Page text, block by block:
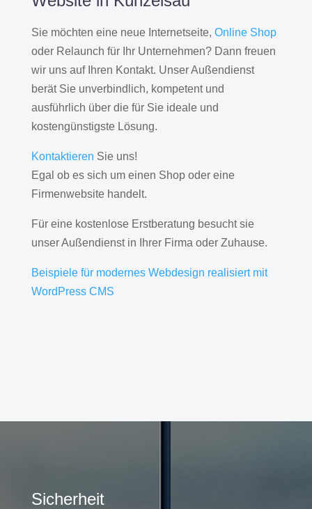
Sie möchten eine neue Internetseite, Online Shop
oder Relaunch für Ihr Unternehmen? Dann freuen
wir uns auf Ihren Kontakt. Unser Außendienst
berät Sie unverbindlich, kompetent und
ausführlich über die für Sie ideale und
kostengünstigste Lösung.
Kontaktieren Sie uns!
Egal ob es sich um einen Shop oder eine
Firmenwebsite handelt.
Für eine kostenlose Erstberatung besucht sie
unser Außendienst in Ihrer Firma oder Zuhause.
Beispiele für modernes Webdesign realisiert mit
WordPress CMS
Sicherheit